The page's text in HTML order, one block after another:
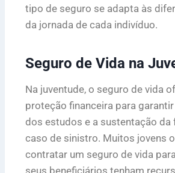
tipo de seguro se adapta às
da jornada de cada indivíduo.
Seguro de Vida na
Na juventude, o seguro de vida
proteção financeira para
dos estudos e a sustentação da
caso de sinistro. Muitos jovens
contratar um seguro de vida